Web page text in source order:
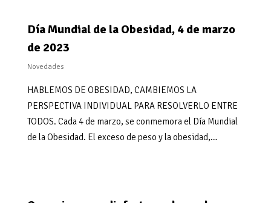
Día Mundial de la Obesidad, 4 de marzo
de 2023
Novedades
HABLEMOS DE OBESIDAD, CAMBIEMOS LA
PERSPECTIVA INDIVIDUAL PARA RESOLVERLO ENTRE
TODOS. Cada 4 de marzo, se conmemora el Día Mundial
de la Obesidad. El exceso de peso y la obesidad,…